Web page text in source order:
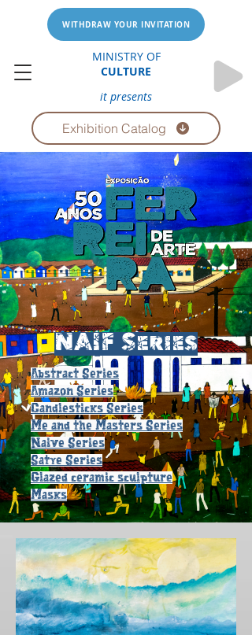
WITHDRAW YOUR INVITATION
Exhibition Catalog
MINISTRY OF
CULTURE
it presents
NAIF Series
Abstract Series
Amazon Series
Candlesticks Series
Me and the Masters Series
Naive Series
Satye Series
Glazed ceramic sculpture
Masks